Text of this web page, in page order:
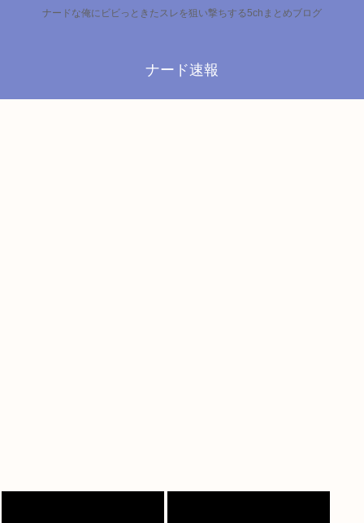
ナードな俺にビビっときたスレを狙い撃ちする5chまとめブログ
ナード速報